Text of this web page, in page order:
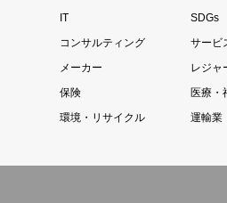
IT SDGs
コンサルティング
サービ
メーカー
レジャ
保険
医療・
環境・リサイクル
運輸業